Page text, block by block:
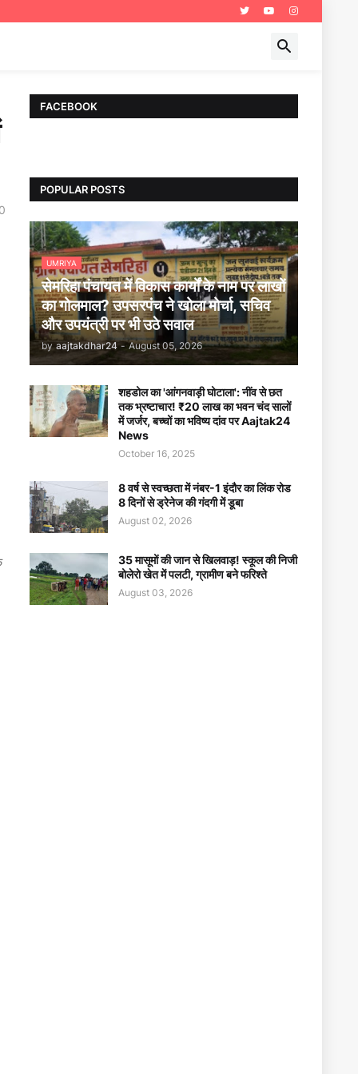
FACEBOOK
POPULAR POSTS
UMRIYA
सेमरिहा पंचायत में विकास कार्यों के नाम पर लाखों
का गोलमाल? उपसरपंच ने खोला मोर्चा, सचिव
और उपयंत्री पर भी उठे सवाल
by aajtakdhar24 - August 05, 2026
शहडोल का 'आंगनवाड़ी घोटाला': नींव से छत
तक भ्रष्टाचार! ₹20 लाख का भवन चंद सालों
में जर्जर, बच्चों का भविष्य दांव पर Aajtak24
News
October 16, 2025
8 वर्ष से स्वच्छता में नंबर-1 इंदौर का लिंक रोड
8 दिनों से ड्रेनेज की गंदगी में डूबा
August 02, 2026
35 मासूमों की जान से खिलवाड़! स्कूल की निजी
बोलेरो खेत में पलटी, ग्रामीण बने फरिश्ते
August 03, 2026